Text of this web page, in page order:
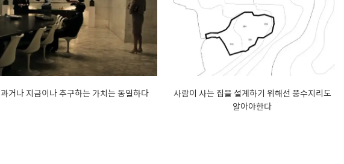
과거나 지금이나 추구하는 가치는 동일하다
사람이 사는 집을 설계하기 위해선 풍수지리도
알아야한다